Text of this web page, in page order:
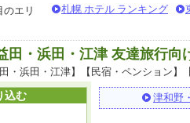
のエリ
札幌 ホテル ランキング
田・浜田・江津 友達旅行向
田・浜田・江津】【民宿・ペンション】
津和野
込む